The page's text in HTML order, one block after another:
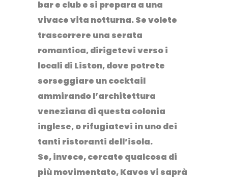
bar e club e si prepara a una
vivace vita notturna. Se volete
trascorrere unaserata
romantica, dirigetevi verso i
locali di Liston, dove potrete
sorseggiare un cocktail
ammirando l’architettura
veneziana di questa colonia
inglese, o rifugiatevi in uno dei
tanti ristoranti dell’isola.
Se, invece, cercate qualcosa di
più movimentato,Kavosvi saprà